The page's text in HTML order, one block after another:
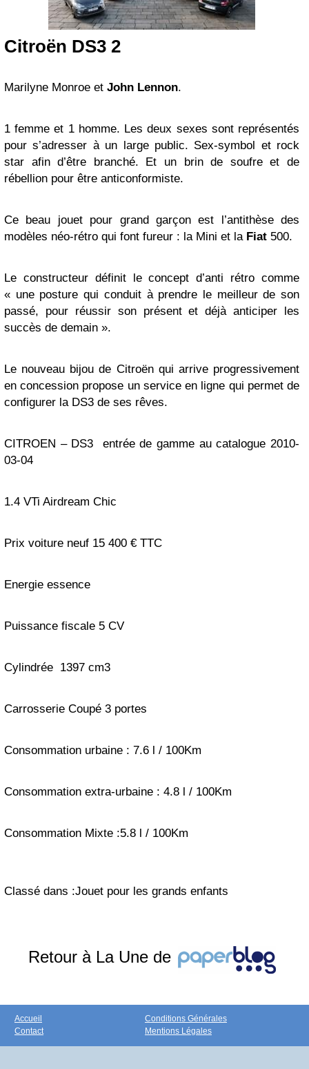
Citroën DS3 2
Marilyne Monroe et John Lennon.
1 femme et 1 homme. Les deux sexes sont représentés
pour s’adresser à un large public. Sex-symbol et rock
star afin d’être branché. Et un brin de soufre et de
rébellion pour être anticonformiste.
Ce beau jouet pour grand garçon est l’antithèse des
modèles néo-rétro qui font fureur : la Mini et la Fiat 500.
Le constructeur définit le concept d’anti rétro comme
« une posture qui conduit à prendre le meilleur de son
passé, pour réussir son présent et déjà anticiper les
succès de demain ».
Le nouveau bijou de Citroën qui arrive progressivement
en concession propose un service en ligne qui permet de
configurer la DS3 de ses rêves.
CITROEN – DS3 entrée de gamme au catalogue 2010-
03-04
1.4 VTi Airdream Chic
Prix voiture neuf 15 400 € TTC
Energie essence
Puissance fiscale 5 CV
Cylindrée 1397 cm3
Carrosserie Coupé 3 portes
Consommation urbaine : 7.6 l / 100Km
Consommation extra-urbaine : 4.8 l / 100Km
Consommation Mixte :5.8 l / 100Km
Classé dans :Jouet pour les grands enfants
Retour à La Une de
Accueil
Contact
Conditions Générales
Mentions Légales